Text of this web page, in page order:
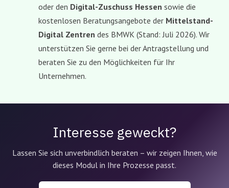
oder den Digital-Zuschuss Hessen sowie die
kostenlosen Beratungsangebote der Mittelstand-
Digital Zentren des BMWK (Stand: Juli 2026). Wir
unterstützen Sie gerne bei der Antragstellung und
beraten Sie zu den Möglichkeiten für Ihr
Unternehmen.
Interesse geweckt?
Lassen Sie sich unverbindlich beraten – wir zeigen Ihnen, wie
dieses Modul in Ihre Prozesse passt.